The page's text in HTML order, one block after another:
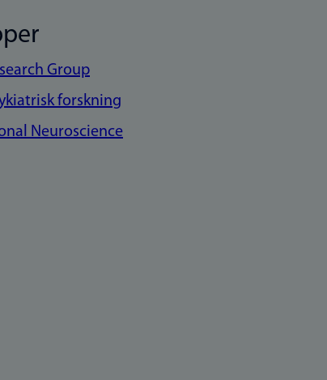
Group
forskning
Neuroscience